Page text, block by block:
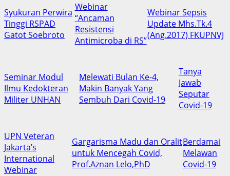
Syukuran Perwira
Tinggi RSPAD
Gatot Soebroto
Webinar
“Ancaman
Resistensi
Antimicroba di RS”
Webinar Sepsis
Update Mhs.Tk.4
(Ang.2017) FKUPNVJ
Seminar Modul
Ilmu Kedokteran
Militer UNHAN
Melewati Bulan Ke-4,
Makin Banyak Yang
Sembuh Dari Covid-19
Tanya
Jawab
Seputar
Covid-19
UPN Veteran
Jakarta’s
International
Webinar
Gargarisma Madu dan Oralit
untuk Mencegah Covid,
Prof.Aznan Lelo,PhD
Berdamai
Melawan
Covid-19